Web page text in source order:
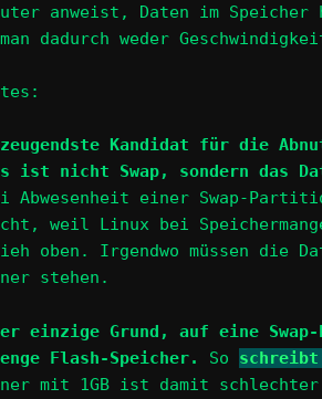
anweist, Daten im
dadurch weder
Kandidat für die
ist nicht Swap, sondern das
Abwesenheit einer Swap-
weil Linux bei
oben. Irgendwo müssen die
stehen.
einzige Grund, auf eine
Flash-Speicher.
So
mit 1GB ist damit schlechter